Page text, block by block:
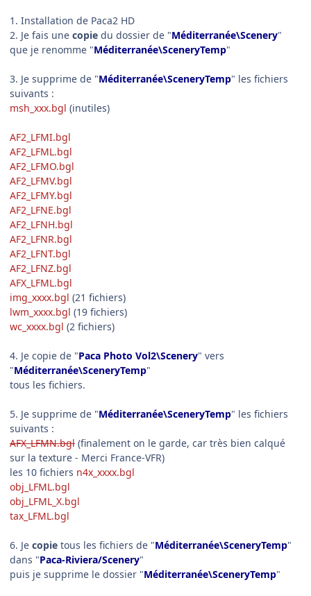
1. Installation de Paca2 HD
2. Je fais une copie du dossier de "Méditerranée\Scenery"
que je renomme "Méditerranée\SceneryTemp"
3. Je supprime de "Méditerranée\SceneryTemp" les fichiers
suivants :
msh_xxx.bgl (inutiles)
AF2_LFMI.bgl
AF2_LFML.bgl
AF2_LFMO.bgl
AF2_LFMV.bgl
AF2_LFMY.bgl
AF2_LFNE.bgl
AF2_LFNH.bgl
AF2_LFNR.bgl
AF2_LFNT.bgl
AF2_LFNZ.bgl
AFX_LFML.bgl
img_xxxx.bgl (21 fichiers)
lwm_xxxx.bgl (19 fichiers)
wc_xxxx.bgl (2 fichiers)
4. Je copie de "Paca Photo Vol2\Scenery" vers
"Méditerranée\SceneryTemp"
tous les fichiers.
5. Je supprime de "Méditerranée\SceneryTemp" les fichiers
suivants :
AFX_LFMN.bgl (finalement on le garde, car très bien calqué
sur la texture - Merci France-VFR)
les 10 fichiers n4x_xxxx.bgl
obj_LFML.bgl
obj_LFML_X.bgl
tax_LFML.bgl
6. Je copie tous les fichiers de "Méditerranée\SceneryTemp"
dans "Paca-Riviera/Scenery"
puis je supprime le dossier "Méditerranée\SceneryTemp"